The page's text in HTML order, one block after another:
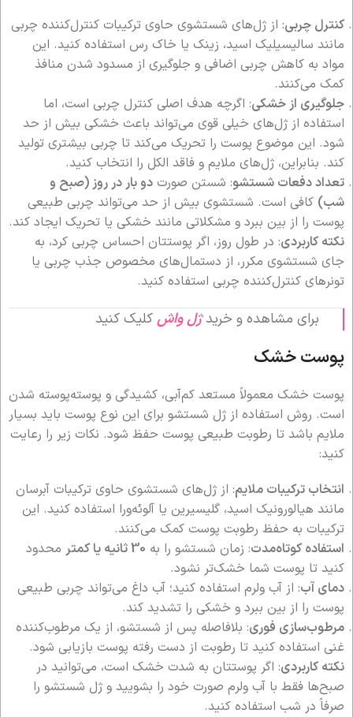
کنترل چربی: از ژل‌های شستشوی حاوی ترکیبات کنترل‌کننده چربی
مانند سالیسیلیک اسید، زینک یا خاک رس استفاده کنید. این
مواد به کاهش چربی اضافی و جلوگیری از مسدود شدن منافذ
کمک می‌کنند.
جلوگیری از خشکی: اگرچه هدف اصلی کنترل چربی است، اما
استفاده از ژل‌های خیلی قوی می‌تواند باعث خشکی بیش از حد
شود. این موضوع پوست را تحریک می‌کند تا چربی بیشتری تولید
کند. بنابراین، ژل‌های ملایم و فاقد الکل را انتخاب کنید.
تعداد دفعات شستشو: شستن صورت دو بار در روز (صبح و
شب) کافی است. شستشوی بیش از حد می‌تواند چربی طبیعی
پوست را از بین ببرد و مشکلاتی مانند خشکی یا تحریک ایجاد کند.
نکته کاربردی: در طول روز، اگر پوستتان احساس چربی کرد، به
جای شستشوی مکرر، از دستمال‌های مخصوص جذب چربی یا
تونرهای کنترل‌کننده چربی استفاده کنید.
برای مشاهده و خریدژل واشکلیک کنید
پوست خشک
پوست خشک معمولاً مستعد کم‌آبی، کشیدگی و پوسته‌پوسته شدن
است. روش استفاده از ژل شستشو برای این نوع پوست باید بسیار
ملایم باشد تا رطوبت طبیعی پوست حفظ شود. نکات زیر را رعایت
کنید:
انتخاب ترکیبات ملایم: از ژل‌های شستشوی حاوی ترکیبات آبرسان
مانند هیالورونیک اسید، گلیسیرین یا آلوئه‌ورا استفاده کنید. این
ترکیبات به حفظ رطوبت پوست کمک می‌کنند.
استفاده کوتاه‌مدت: زمان شستشو را به 30 ثانیه یا کمتر
محدود
کنید تا پوست شما خشک‌تر نشود.
دمای آب: از آب ولرم استفاده کنید؛ آب داغ می‌تواند چربی طبیعی
پوست را از بین ببرد و خشکی را تشدید کند.
مرطوب‌سازی فوری: بلافاصله پس از شستشو، از یک مرطوب‌کننده
غنی استفاده کنید تا رطوبت از دست رفته پوست بازیابی شود.
نکته کاربردی: اگر پوستتان به شدت خشک است، می‌توانید در
صبح‌ها فقط با آب ولرم صورت خود را بشویید و ژل شستشو را
صرفاً در شب استفاده کنید.